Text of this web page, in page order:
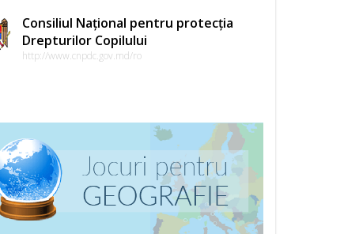
Consiliul Național pentru protecția
Drepturilor Copilului
http://www.cnpdc.gov.md/ro